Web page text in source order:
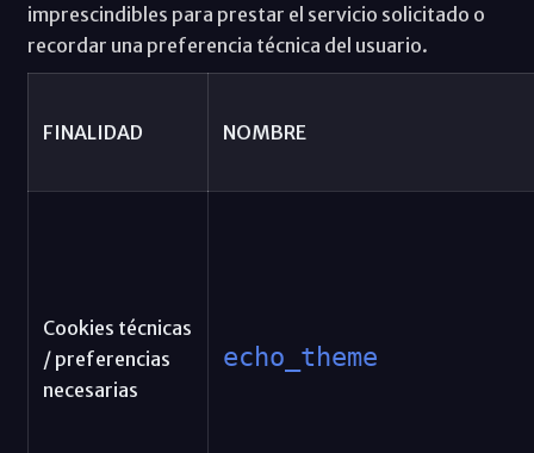
imprescindibles para prestar el servicio solicitado o
recordar una preferencia técnica del usuario.
FINALIDAD NOMBRE
Cookies técnicas
/ preferencias
necesarias
echo_theme